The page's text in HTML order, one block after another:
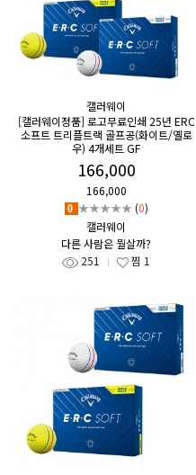
캘러웨이
[캘러웨이정품] 로고무료인쇄 25년 ERC
소프트 트리플트랙 골프공(화이트/옐로
우) 4개세트 GF
166,000
166,000
0 ★★★★★ (0)
캘러웨이
다른 사람은 뭘살까?
251
찜 1